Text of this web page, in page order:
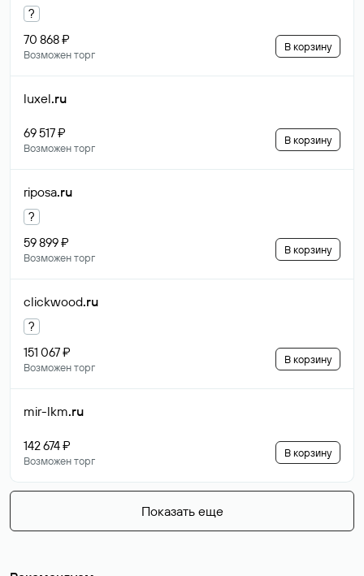
?
70 868 ₽
Возможен торг
В корзину
luxel.ru
69 517 ₽
Возможен торг
В корзину
riposa.ru
?
59 899 ₽
Возможен торг
В корзину
clickwood.ru
?
151 067 ₽
Возможен торг
В корзину
mir-lkm.ru
142 674 ₽
Возможен торг
В корзину
Показать еще